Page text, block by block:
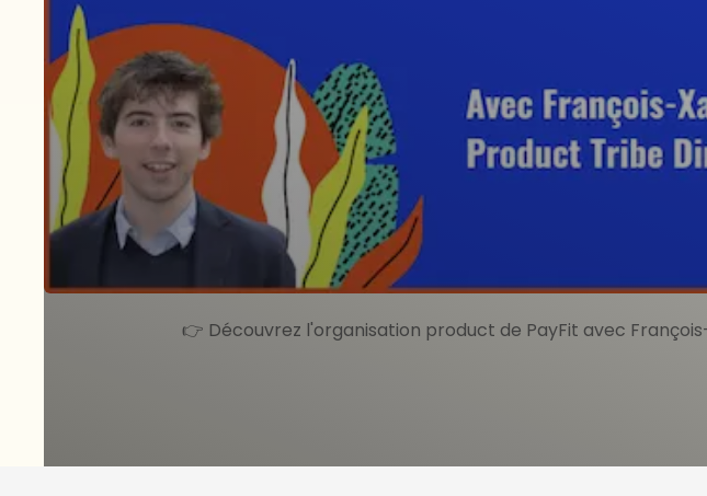
Payfit : Construire une
pour maximiser son
Quelle organisation Produit adopter ?
Comment adapter son organisation Produit à son business ?
PayFit développe un logiciel de gestion de la paie et des
de l'industrie de la paie. En créant son propre langage de
Product Builder, un poste produit hybride au carrefour du
👉 Découvrez l'organisation product de PayFit avec